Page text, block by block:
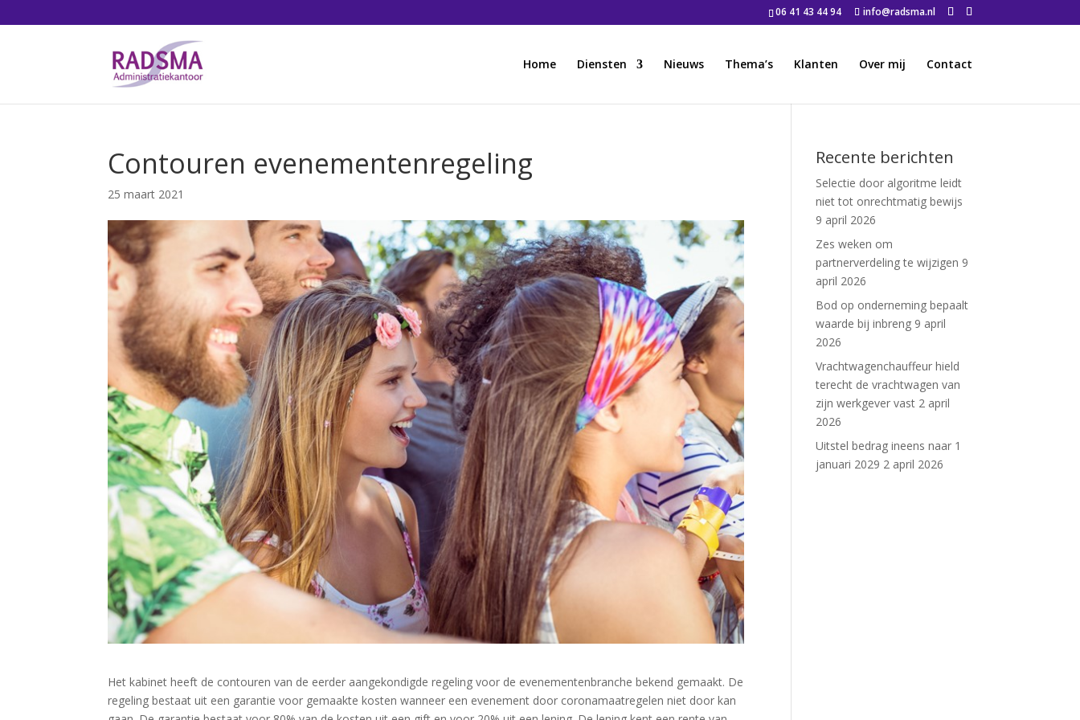
06 41 43 44 94 info@radsma.nl
Home Diensten Nieuws Thema’s Klanten Over mij Contact
Contouren evenementenregeling
25 maart 2021
Het kabinet heeft de contouren van de eerder aangekondigde regeling voor de evenementenbranche bekend gemaakt. De
regeling bestaat uit een garantie voor gemaakte kosten wanneer een evenement door coronamaatregelen niet door kan
Recente berichten
Selectie door algoritme leidt
niet tot onrechtmatig bewijs
9 april 2026
Zes weken om
partnerverdeling te wijzigen 9
april 2026
Bod op onderneming bepaalt
waarde bij inbreng 9 april
2026
Vrachtwagenchauffeur hield
terecht de vrachtwagen van
zijn werkgever vast 2 april
2026
Uitstel bedrag ineens naar 1
januari 2029 2 april 2026